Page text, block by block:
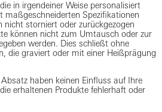
in irgendeiner Weise personalisiert
maßgeschneiderten Spezifikationen
nicht storniert oder zurückgezogen
können nicht zum Umtausch oder zur
werden. Dies schließt ohne
die graviert oder mit einer Heißprägung
haben keinen Einfluss auf Ihre
erhaltenen Produkte fehlerhaft oder